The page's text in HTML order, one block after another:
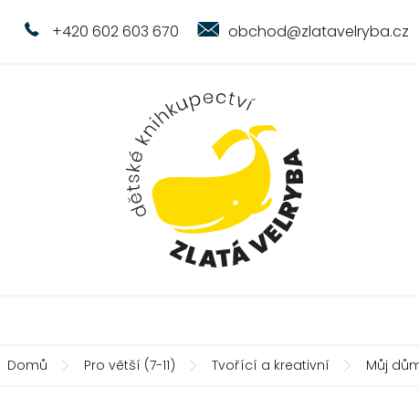
+420 602 603 670 obchod@zlatavelryba.cz
Domů Pro větší (7-11) Tvořící a kreativní Můj